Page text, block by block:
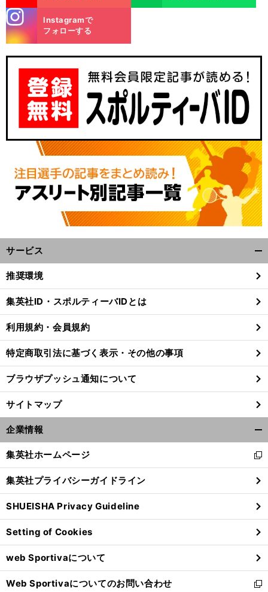
m
Instagramで
フォローする
サービス
閉
る
推奨環境
集英社ID・スポルティーバIDとは
利用規約・会員規約
特定商取引法に基づく表示・その他の事項
ブラウザプッシュ通知について
サイトマップ
企業情報
閉
る
集英社ホームページ
新
し
い
ウ
ィ
ン
ド
ウ
で
開
く
集英社プライバシーガイドライン
SHUEISHA Privacy Guideline
Setting of Cookies
web Sportivaについて
Web Sportivaについてのお問い合わせ
新